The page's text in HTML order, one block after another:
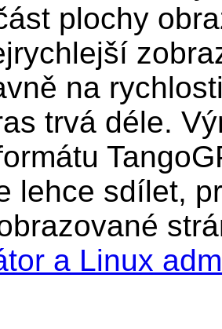
plochy
na
trvá déle.
lehce sdílet,
a Linux